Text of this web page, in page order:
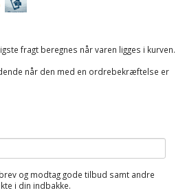
fragt beregnes når varen ligges i kurven.
når den med en ordrebekræftelse er
og modtag gode tilbud samt andre
i din indbakke.